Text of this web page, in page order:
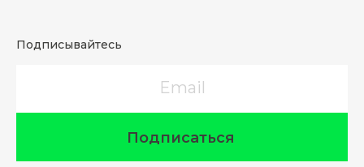
Подписывайтесь
Подписаться